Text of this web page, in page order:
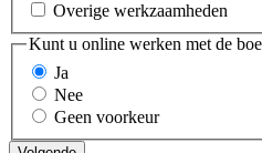
Overige werkzaamheden
Kunt u online werken met de
Ja
Nee
Geen voorkeur